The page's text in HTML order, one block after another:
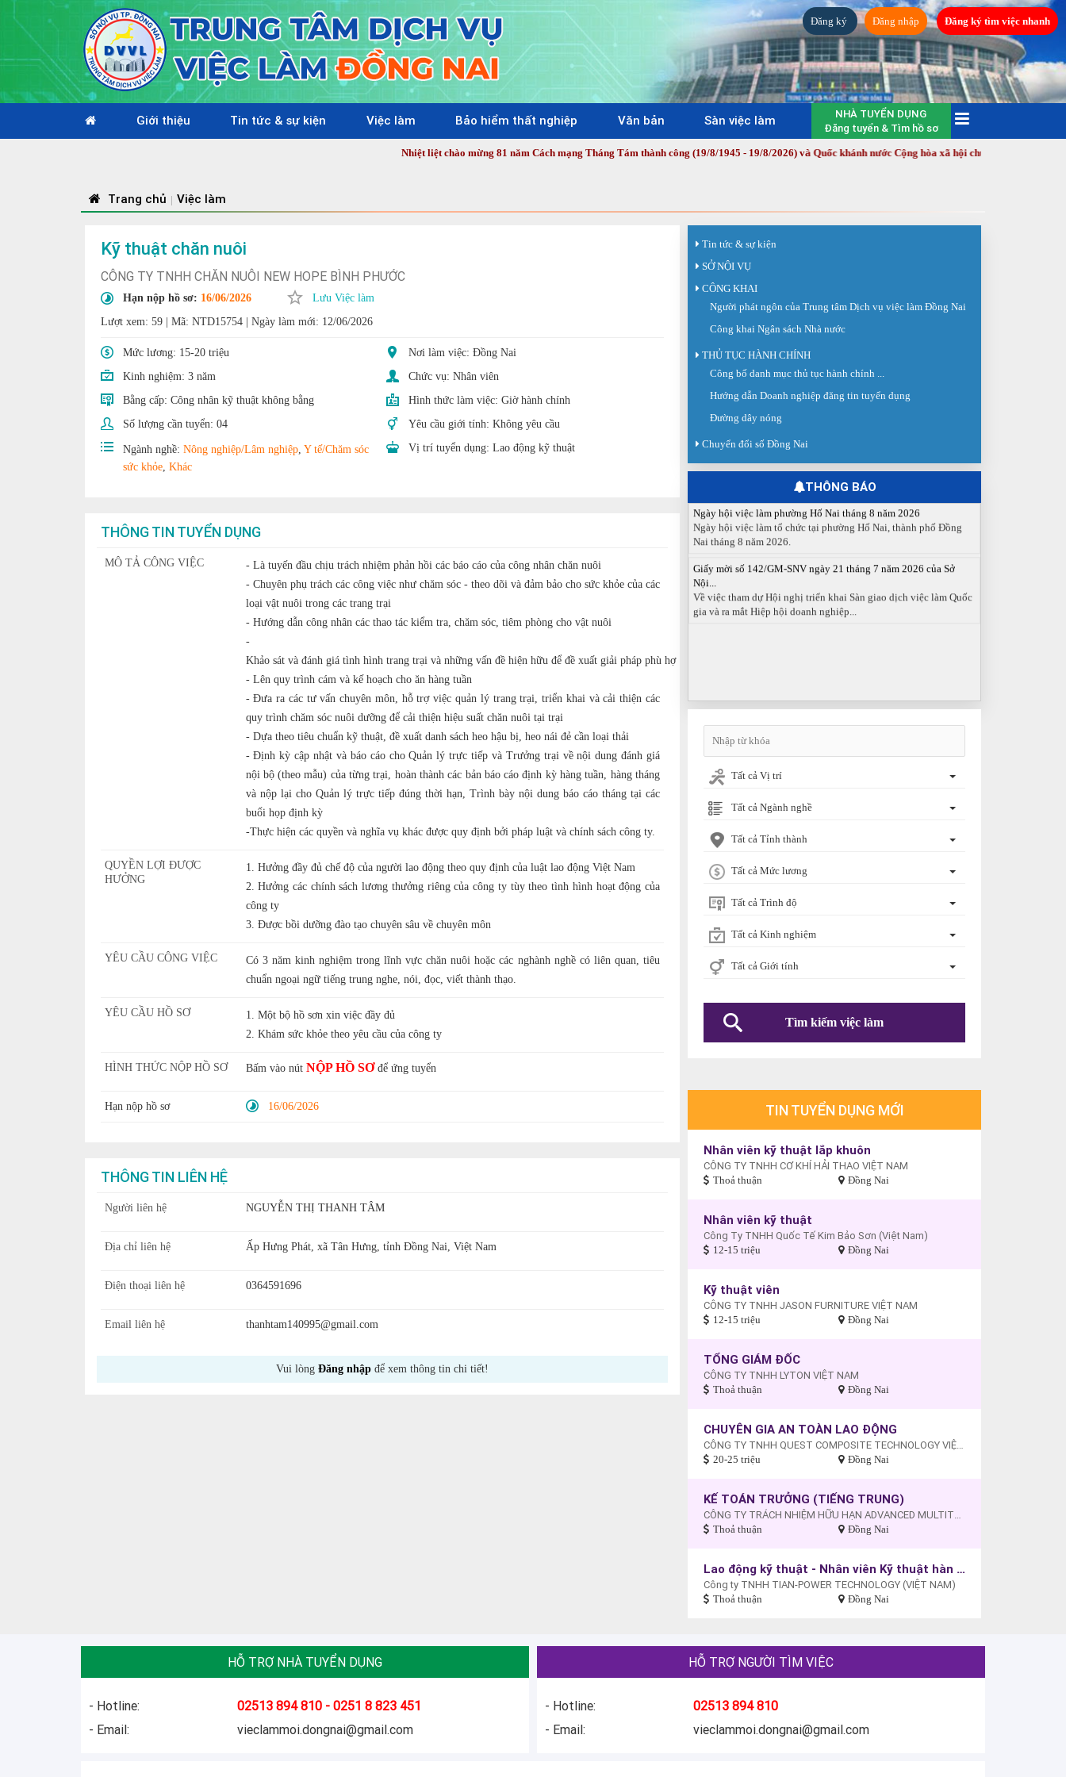
Đăng ký Đăng nhập Đăng ký tìm việc nhanh
Giới thiệu Tin tức & sự kiện Việc làm Bảo hiểm thất nghiệp Văn bản Sàn việc làm
NHÀ TUYỂN DỤNG
Đăng tuyển & Tìm hồ sơ
Nhiệt liệt chào mừng 81 năm Cách mạng Tháng Tám thành công (19/8/1945 - 19/8/2026) và Quốc khánh nước Cộng hòa xã hội chủ nghĩa Việt Nam (2/9/
Trang chủ | Việc làm
Kỹ thuật chăn nuôi
CÔNG TY TNHH CHĂN NUÔI NEW HOPE BÌNH PHƯỚC
Hạn nộp hồ sơ: 16/06/2026
Lưu Việc làm
Lượt xem: 59
Mã: NTD15754 Ngày làm mới: 12/06/2026
Mức lương: 15-20 triệu
Nơi làm việc: Đồng Nai
Kinh nghiệm: 3 năm Chức vụ: Nhân viên
Bằng cấp: Công nhân kỹ thuật không bằng Hình thức làm việc: Giờ hành chính
Số lượng cần tuyển: 04 Yêu cầu giới tính: Không yêu cầu
Ngành nghề: Nông nghiệp/Lâm nghiệp, Y tế/Chăm sóc
sức khỏe, Khác
Vị trí tuyển dụng: Lao động kỹ thuật
THÔNG TIN TUYỂN DỤNG
MÔ TẢ CÔNG VIỆC
- Là tuyến đầu chịu trách nhiệm phản hồi các báo cáo của công nhân chăn nuôi
- Chuyên phụ trách các công việc như chăm sóc - theo dõi và đảm bảo cho sức khỏe của các
loại vật nuôi trong các trang trại
- Hướng dẫn công nhân các thao tác kiểm tra, chăm sóc, tiêm phòng cho vật nuôi
-
Khảo sát và đánh giá tình hình trang trại và những vấn đề hiện hữu để đề xuất giải pháp phù hợ
- Lên quy trình cám và kế hoạch cho ăn hàng tuần
- Đưa ra các tư vấn chuyên môn, hỗ trợ việc quản lý trang trại, triển khai và cải thiện các
quy trình chăm sóc nuôi dưỡng để cải thiện hiệu suất chăn nuôi tại trại
- Dựa theo tiêu chuẩn kỹ thuật, đề xuất danh sách heo hậu bị, heo nái đẻ cần loại thải
- Định kỳ cập nhật và báo cáo cho Quản lý trực tiếp và Trưởng trại về nội dung đánh giá
nội bộ (theo mẫu) của từng trại, hoàn thành các bản báo cáo định kỳ hàng tuần, hàng tháng
và nộp lại cho Quản lý trực tiếp đúng thời hạn, Trình bày nội dung báo cáo tháng tại các
buổi họp định kỳ
-Thực hiện các quyền và nghĩa vụ khác được quy định bởi pháp luật và chính sách công ty.
QUYỀN LỢI ĐƯỢC
HƯỞNG
1. Hưởng đầy đủ chế độ của người lao động theo quy định của luật lao động Việt Nam
2. Hưởng các chính sách lương thưởng riêng của công ty tùy theo tình hình hoạt động của
công ty
3. Được bồi dưỡng đào tạo chuyên sâu về chuyên môn
YÊU CẦU CÔNG VIỆC
Có 3 năm kinh nghiệm trong lĩnh vực chăn nuôi hoặc các nghành nghề có liên quan, tiêu
chuẩn ngoại ngữ tiếng trung nghe, nói, đọc, viết thành thạo.
YÊU CẦU HỒ SƠ
1. Một bộ hồ sơn xin việc đầy đủ
2. Khám sức khỏe theo yêu cầu của công ty
HÌNH THỨC NỘP HỒ SƠ Bấm vào nút NỘP HỒ SƠđể ứng tuyển
Hạn nộp hồ sơ 16/06/2026
THÔNG TIN LIÊN HỆ
Người liên hệ NGUYỄN THỊ THANH TÂM
Địa chỉ liên hệ Ấp Hưng Phát, xã Tân Hưng, tỉnh Đồng Nai, Việt Nam
Điện thoại liên hệ 0364591696
Email liên hệ thanhtam140995@gmail.com
Vui lòng Đăng nhập để xem thông tin chi tiết!
Tin tức & sự kiện
SỞ NỘI VỤ
CÔNG KHAI
Người phát ngôn của Trung tâm Dịch vụ việc làm Đồng Nai
Công khai Ngân sách Nhà nước
THỦ TỤC HÀNH CHÍNH
Công bố danh mục thủ tục hành chính ...
Hướng dẫn Doanh nghiệp đăng tin tuyển dụng
Đường dây nóng
Chuyển đổi số Đồng Nai
THÔNG BÁO
Sàn giao dịch việc làm lần thứ 08 năm 2026: Hơn 4.300 cơ hội...
chức Sàn giao dịch việc làm lần thứ 08...
Báo cáo số 141/BC-TTDVVL của Trung tâm Dịch vụ việc làm
Đồng...
ngày 03 tháng 08 năm 2026.
Ngày hội việc làm phường Hố Nai tháng 8 năm 2026
Ngày hội việc làm tổ chức tại phường Hố Nai, thành phố Đồng
Nai tháng 8 năm 2026.
Giấy mời số 142/GM-SNV ngày 21 tháng 7 năm 2026 của Sở
Nội...
Về việc tham dự Hội nghị triển khai Sàn giao dịch việc làm Quốc
gia và ra mắt Hiệp hội doanh nghiệp...
Tất cả Vị trí
Tất cả Ngành nghề
Tất cả Tỉnh thành
Tất cả Mức lương
Tất cả Trình độ
Tất cả Kinh nghiệm
Tất cả Giới tính
TIN TUYỂN DỤNG MỚI
Nhân viên kỹ thuật lắp khuôn
CÔNG TY TNHH CƠ KHÍ HẢI THAO VIỆT NAM
Thoả thuận Đồng Nai
Nhân viên kỹ thuật
Công Ty TNHH Quốc Tế Kim Bảo Sơn (Việt Nam)
12-15 triệu Đồng Nai
Kỹ thuật viên
CÔNG TY TNHH JASON FURNITURE VIỆT NAM
12-15 triệu Đồng Nai
TỔNG GIÁM ĐỐC
CÔNG TY TNHH LYTON VIỆT NAM
Thoả thuận Đồng Nai
CHUYÊN GIA AN TOÀN LAO ĐỘNG
CÔNG TY TNHH QUEST COMPOSITE TECHNOLOGY VIỆT NAM
20-25 triệu Đồng Nai
KẾ TOÁN TRƯỞNG (TIẾNG TRUNG)
CÔNG TY TRÁCH NHIỆM HỮU HẠN ADVANCED MULTITECH (VIỆT NAM)
Thoả thuận Đồng Nai
Lao động kỹ thuật - Nhân viên Kỹ thuật hàn điện
Công ty TNHH TIAN-POWER TECHNOLOGY (VIỆT NAM)
Thoả thuận Đồng Nai
HỖ TRỢ NHÀ TUYỂN DỤNG
- Hotline:
02513 894 810 - 0251 8 823 451
- Email:
vieclammoi.dongnai@gmail.com
HỖ TRỢ NGƯỜI TÌM VIỆC
- Hotline:
02513 894 810
- Email:
vieclammoi.dongnai@gmail.com